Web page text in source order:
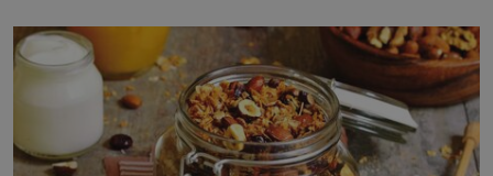
nedávno přečetli. Je to opravdu tak, s věkem jako
kdyby se paměť rozhodla stávkovat. Cvičte